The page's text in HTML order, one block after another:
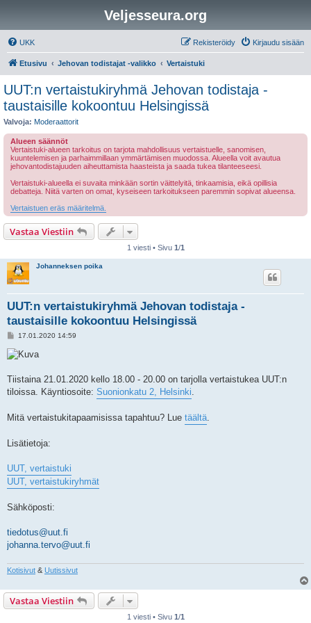
Veljesseura.org
UKK Kirjaudu sisään
Rekisteröidy
Etusivu Jehovan todistajat -valikko Vertaistuki
UUT:n vertaistukiryhmä Jehovan todistaja -
taustaisille kokoontuu Helsingissä
Valvoja: Moderaattorit
Alueen säännöt
Vertaistuki-alueen tarkoitus on tarjota mahdollisuus vertaistuelle, sanomisen,
kuuntelemisen ja parhaimmillaan ymmärtämisen muodossa. Alueella voit avautua
jehovantodistajuuden aiheuttamista haasteista ja saada tukea tilanteeseesi.
Vertaistuki-alueella ei suvaita minkään sortin väittelyitä, tinkaamisia, eikä opillisia
debatteja. Niitä varten on omat, kyseiseen tarkoitukseen paremmin sopivat alueensa.
Vertaistuen eräs määritelmä.
Vastaa Viestiin
1 viesti • Sivu 1/1
Johanneksen poika
UUT:n vertaistukiryhmä Jehovan todistaja -
taustaisille kokoontuu Helsingissä
V
e
s
i
17.01.2020 14:59
Tiistaina 21.01.2020 kello 18.00 - 20.00 on tarjolla vertaistukea UUT:n
tiloissa. Käyntiosoite: Suonionkatu 2, Helsinki
Mitä vertaistukitapaamisissa tapahtuu? Lue täältä
Lisätietoja:
UUT, vertaistuki
UUT, vertaistukiryhmät
Sähköposti:
tiedotus@uut.fi
johanna.tervo@uut.fi
Kotisivut & Uutissivut
Vastaa Viestiin
1 viesti • Sivu 1 /1